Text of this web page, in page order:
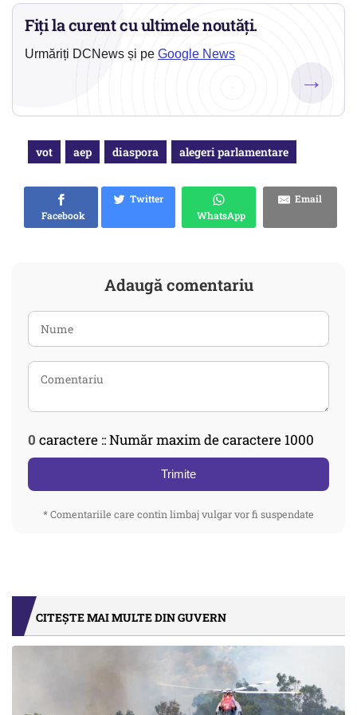
Fiți la curent cu ultimele noutăți.
Urmăriți DCNews și pe Google News
→
vot aep diaspora alegeri parlamentare
Facebook
Twitter
WhatsApp
Email
Adaugă comentariu
0 caractere :: Număr maxim de caractere 1000
Trimite
* Comentariile care contin limbaj vulgar vor fi suspendate
CITEȘTE MAI MULTE DIN GUVERN